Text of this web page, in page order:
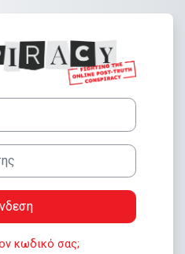
Σύνδεση στο
νέο λογαριασμό
κωδικό σας;